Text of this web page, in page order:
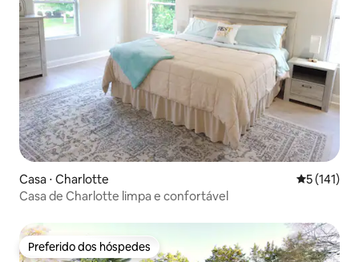
Casa ⋅ Charlotte 5 de uma
5 (141)
Casa de Charlotte limpa e confortável
Preferido dos hóspedes
Preferido dos hóspedes